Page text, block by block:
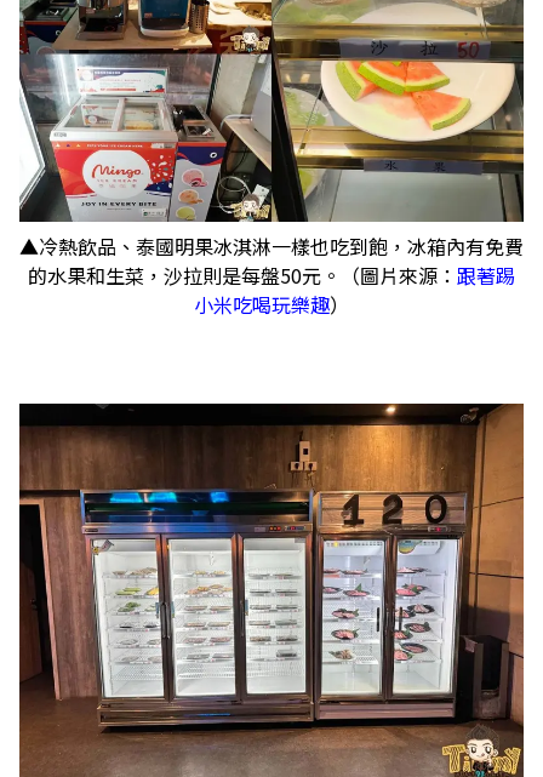
▲冷熱飲品、泰國明果冰淇淋一樣也吃到飽，冰箱內有免費
的水果和生菜，沙拉則是每盤50元。（圖片來源： 跟著踢
小米吃喝玩樂趣）